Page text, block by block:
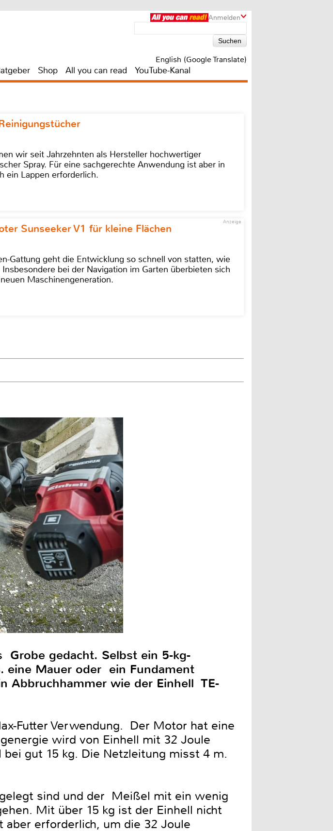
Anmelden
English (Google Translate)
Shop All you can read YouTube-Kanal
wir seit Jahrzehnten als Hersteller hochwertiger
Spray. Für eine sachgerechte Anwendung ist aber in
ein Lappen erforderlich.
Anzeige
Sunseeker V1 für kleine Flächen
Gattung geht die Entwicklung so schnell von statten, wie
bei der Navigation im Garten überbieten sich
Maschinengeneration.
Grobe gedacht. Selbst ein 5-kg-
eine Mauer oder ein Fundament
Abbruchhammer wie der Einhell TE-
Futter Verwendung. Der Motor hat eine
wird von Einhell mit 32 Joule
gut 15 kg. Die Netzleitung misst 4 m.
sind und der Meißel mit ein wenig
Mit über 15 kg ist der Einhell nicht
erforderlich, um die 32 Joule